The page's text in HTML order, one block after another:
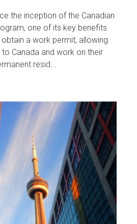
the inception of the Canadian
one of its key benefits
a work permit, allowing
Canada and work on their
resid...